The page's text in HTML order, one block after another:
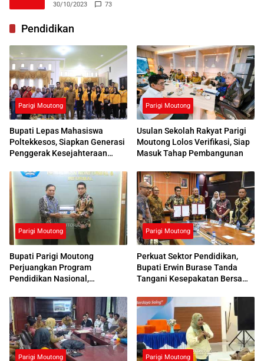
30/10/2023 73
Pendidikan
Parigi Moutong
Bupati Lepas Mahasiswa
Poltekkesos, Siapkan Generasi
Penggerak Kesejahteraan
Parigi Moutong
Usulan Sekolah Rakyat Parigi
Moutong Lolos Verifikasi, Siap
Masuk Tahap Pembangunan
Parigi Moutong
Bupati Parigi Moutong
Perjuangkan Program
Pendidikan Nasional,
Respons Positif
Parigi Moutong
Perkuat Sektor Pendidikan,
Bupati Erwin Burase Tanda
Tangani Kesepakatan Bersama
Parigi Moutong Parigi Moutong